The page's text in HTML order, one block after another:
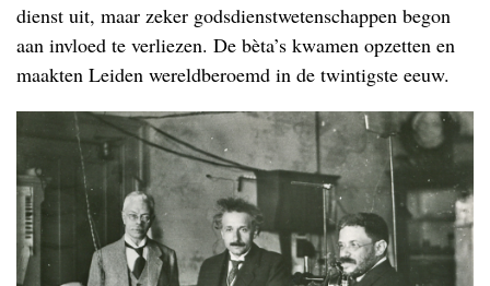
dienst uit, maar zeker godsdienstwetenschappen begon
aan invloed te verliezen. De bèta’s kwamen opzetten en
maakten Leiden wereldberoemd in de twintigste eeuw.